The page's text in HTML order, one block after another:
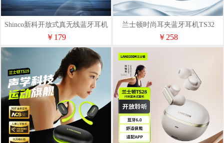
Shinco新科开放式真无线蓝牙耳机
GT26S
￥179
兰士顿时尚耳夹蓝牙耳机TS32
￥258